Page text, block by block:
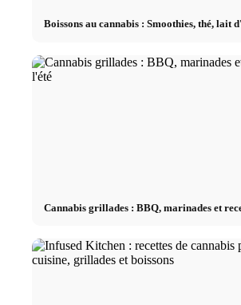
Boissons au cannabis : Smoothies, thé, lait
Cannabis grillades : BBQ, marinades et